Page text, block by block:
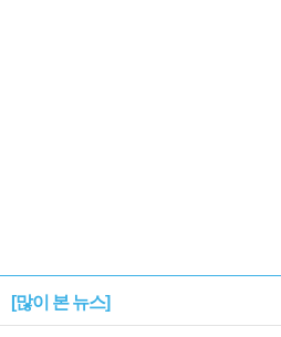
[많이 본 뉴스]